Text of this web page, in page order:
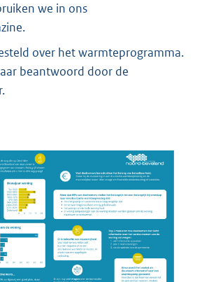
we in ons
over het warmteprogramma.
beantwoord door de